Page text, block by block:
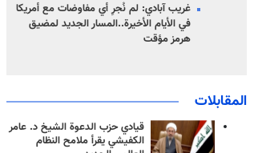
غريب آبادي: لم نُجرِ أي مفاوضات مع أمريكا
في الأيام الأخيرة..المسار الجديد لمضيق
هرمز مؤقت
المقابلات
قيادي حزب الدعوة الشيخ د. عامر
الكفيشي يقرأ ملامح النظام